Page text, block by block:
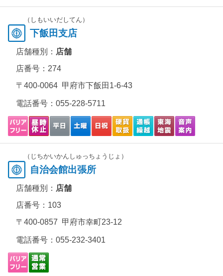
（しもいいだしてん）
下飯田支店
店舗種別： 店舗
店番号：274
〒400-0064 甲府市下飯田1-6-43
電話番号： 055-228-5711
（じちかいかんしゅっちょうじょ）
自治会館出張所
店舗種別： 店舗
店番号：103
〒400-0857 甲府市幸町23-12
電話番号： 055-232-3401